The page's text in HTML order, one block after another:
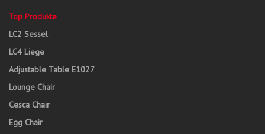
Top Produkte
LC2 Sessel
LC4 Liege
Adjustable Table E1027
Lounge Chair
Cesca Chair
Egg Chair